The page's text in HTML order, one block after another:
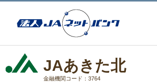
JAあきた北
金融機関コード：3764